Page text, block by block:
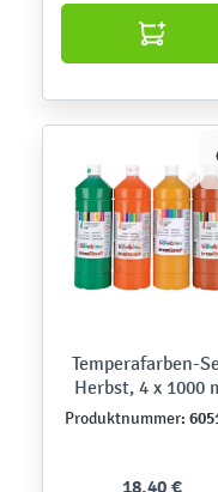
Temperafarben-
Herbst, 4 x 1000
Produktnummer:
18,40 €